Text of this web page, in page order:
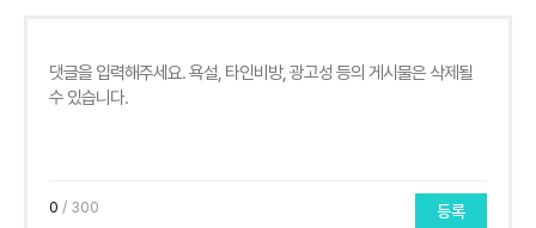
0 / 300 등록